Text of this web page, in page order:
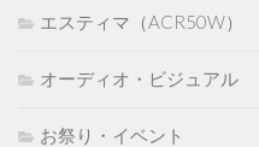
エスティマ（ACR50W）
オーディオ・ビジュアル
お祭り・イベント